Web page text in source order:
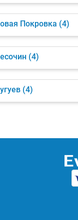
Покровка (4)
(4)
(4)